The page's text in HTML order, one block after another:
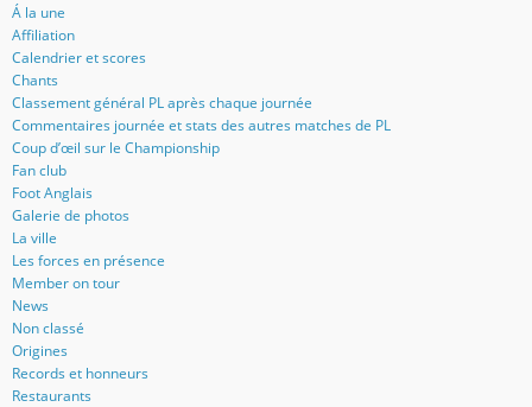
Á la une
Affiliation
Calendrier et scores
Chants
Classement général PL après chaque journée
Commentaires journée et stats des autres matches de PL
Coup d’œil sur le Championship
Fan club
Foot Anglais
Galerie de photos
La ville
Les forces en présence
Member on tour
News
Non classé
Origines
Records et honneurs
Restaurants